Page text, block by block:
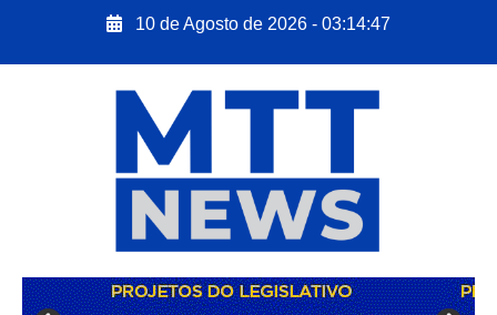
10 de Agosto de 2026 - 03:14:48